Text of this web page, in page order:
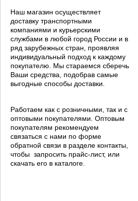
Наш магазин осуществляет
доставку транспортными
компаниями и курьерскими
службами в любой город России и в
ряд зарубежных стран, проявляя
индивидуальный подход к каждому
покупателю. Мы стараемся сберечь
Ваши средства, подобрав самые
выгодные способы доставки.
Работаем как с розничными, так и с
оптовыми покупателями. Оптовым
покупателям рекомендуем
связаться с нами по форме
обратной связи в разделе контакты,
чтобы запросить прайс-лист, или
скачать его в каталоге.